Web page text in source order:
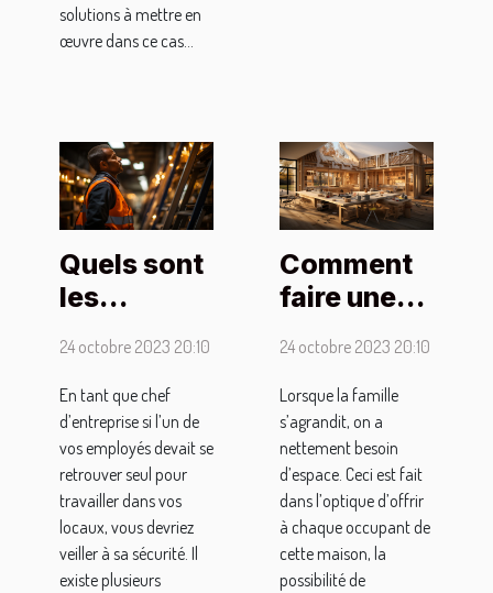
solutions à mettre en
œuvre dans ce cas...
Quels sont
les
pour
assurer la
sécurité à
un
travailleur
isolé ?
24 octobre 2023 20:10
En tant que chef
d’entreprise si l’un de
vos employés devait se
retrouver seul pour
travailler dans vos
locaux, vous devriez
veiller à sa sécurité. Il
existe plusieurs
Comment
faire une
de
maison ?
24 octobre 2023 20:10
Lorsque la famille
s’agrandit, on a
nettement besoin
d’espace. Ceci est fait
dans l’optique d’offrir
à chaque occupant de
cette maison, la
possibilité de